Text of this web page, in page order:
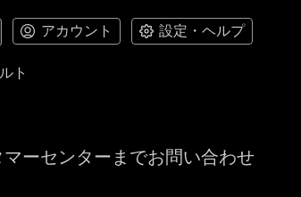
アカウント 設定・ヘルプ
ト
ーセンターまでお問い合わせ